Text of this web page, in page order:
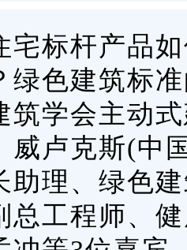
宅标杆产品
绿色建筑标
筑学会主动
威卢克斯(中
助理、绿色
总工程师、